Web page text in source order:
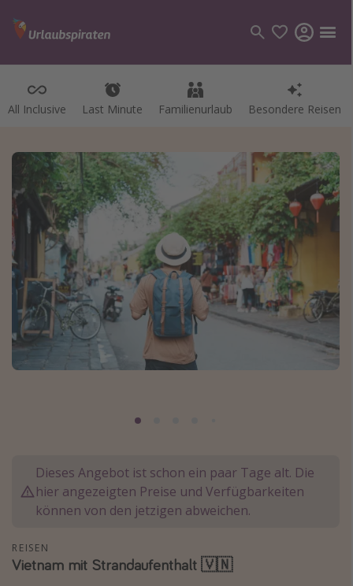
All Inclusive Last Minute Familienurlaub Besondere Reisen
Kategorien
Hotel
Pauschalreisen
Kreuzfahrten
Reiseziele
Alle Reiseziele
Bodensee Urlaub
Gozo Urlaub
Normandie Urlaub
Krabi Urlaub
Tulum Urlaub
Japan Rundreise
Dieses Angebot ist schon ein paar Tage alt. Die
hier angezeigten Preise und Verfügbarkeiten
können von den jetzigen abweichen.
REISEN
Vietnam mit Strandaufenthalt 🇻🇳